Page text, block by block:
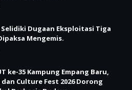
Selidiki Dugaan Eksploitasi Tiga
Mengemis.
ke-35 Kampung Empang Baru,
dan Culture Fest 2026 Dorong